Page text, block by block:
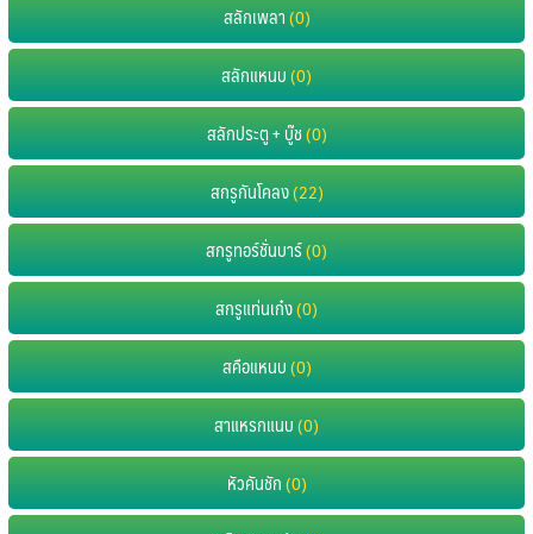
สลักเพลา(0)
สลักแหนบ(0)
สลักประตู + บู๊ช(0)
สกรูกันโคลง(22)
สกรูทอร์ชั่นบาร์(0)
สกรูแท่นเก๋ง(0)
สคือแหนบ(0)
สาแหรกแนบ(0)
หัวคันชัก(0)